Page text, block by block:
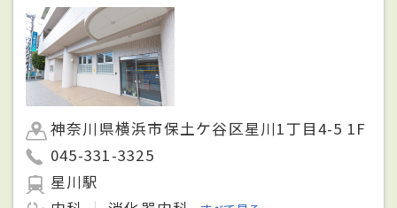
神奈川県横浜市保土ケ谷区星川1丁目4-5 1F
045-331-3325
星川駅